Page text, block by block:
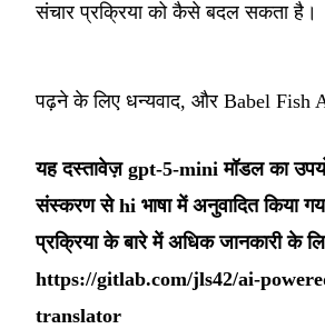
संचार प्रक्रिया को कैसे बदल सकता है।
पढ़ने के लिए धन्यवाद, और Babel
यह दस्तावेज़ gpt-5-mini मॉडल का
संस्करण से hi भाषा में अनुवादित किया
प्रक्रिया के बारे में अधिक जानकारी के
https://gitlab.com/jls42/ai-
translator